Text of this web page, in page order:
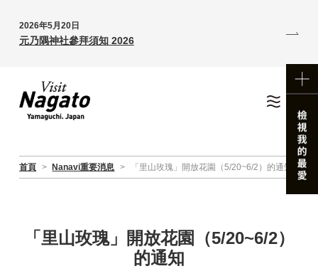
2026年5月20日
元乃隅神社參拜須知 2026
首頁 > Nanavi重要消息 > 「里山玫瑰」開放花園（5/20~6/2）的通知
「里山玫瑰」開放花園（5/20~6/2）
的通知